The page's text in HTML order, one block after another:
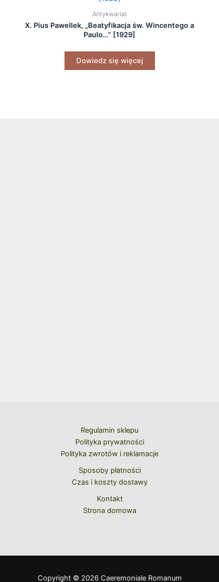
Antykwariat
X. Pius Pawellek, „Beatyfikacja św. Wincentego a
Paulo…” [1929]
Dowiedz się więcej
Regulamin sklepu
Polityka prywatności
Polityka zwrotów i reklamacje
Sposoby płatności
Czas i koszty dostawy
Kontakt
Strona domowa
Copyright © 2026 Caeremoniale Romanum